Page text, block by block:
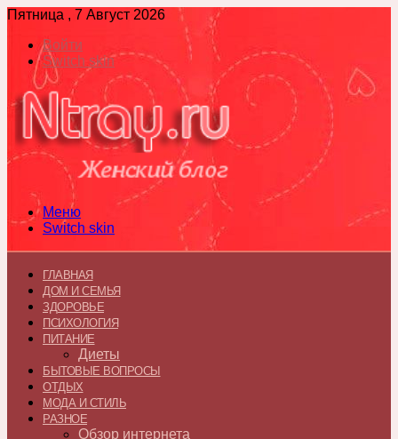
Пятница , 7 Август 2026
Войти
Switch skin
Меню
Switch skin
ГЛАВНАЯ
ДОМ И СЕМЬЯ
ЗДОРОВЬЕ
ПСИХОЛОГИЯ
ПИТАНИЕ
Диеты
БЫТОВЫЕ ВОПРОСЫ
ОТДЫХ
МОДА И СТИЛЬ
РАЗНОЕ
Обзор интернета